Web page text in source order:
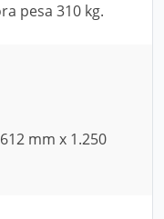
pesa 310 kg.
mm x 1.250